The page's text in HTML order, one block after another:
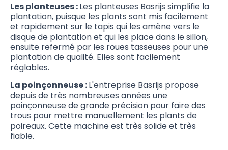
Les planteuses :Les planteuses Basrijs simplifie la
plantation, puisque les plants sont mis facilement
et rapidement sur le tapis qui les amène vers le
disque de plantation et qui les place dans le sillon,
ensuite refermé par les roues tasseuses pour une
plantation de qualité. Elles sont facilement
réglables.
La poinçonneuse :L'entreprise Basrijs propose
depuis de très nombreuses années une
poinçonneuse de grande précision pour faire des
trous pour mettre manuellement les plants de
poireaux. Cette machine est très solide et très
fiable.